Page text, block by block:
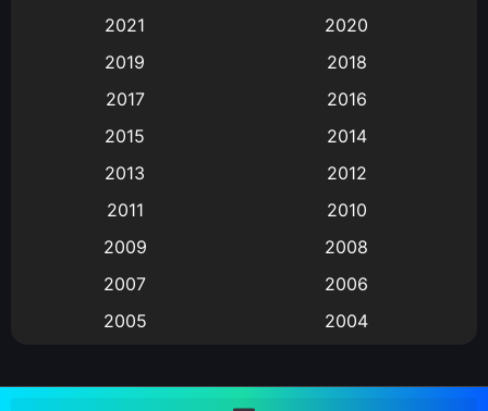
Animation อนิเมะ
Animation แอนิเมชัน
(9)
Big tits (นมใหญ่)
Bitch (ผู้หญิงร่าน)
2021
2020
2019
2018
2017
2016
2015
2014
2013
2012
2011
2010
2009
2008
2007
2006
2005
2004
2001
2000